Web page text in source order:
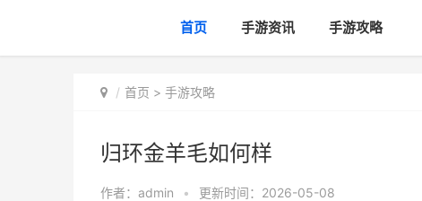
首页 手游资讯 手游攻略
首页 > 手游攻略
归环金羊毛如何样
作者： admin • 更新时间：2026-05-08